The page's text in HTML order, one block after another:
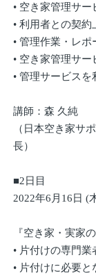
• 空き家管理サ
• 利用者との契約
• 管理作業・レ
• 空き家管理サ
• 管理サービス
講師：森 久純
（日本空き家サ
長）
■2日目
2022年6月16日
『空き家・実家
• 片付けの専門
• 片付けに必要と